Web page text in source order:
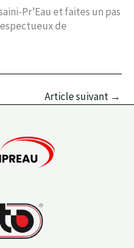
Pr’Eau et faites un pas
de
Article suivant →